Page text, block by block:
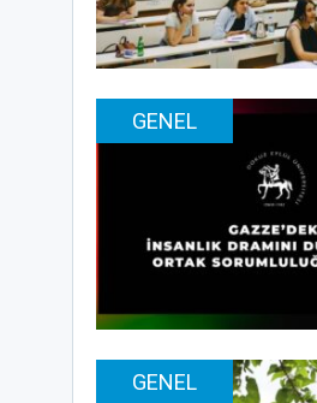
GENEL
GENEL